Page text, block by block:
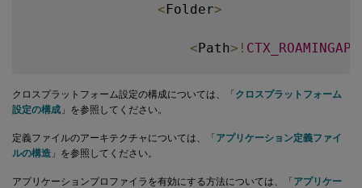
<Folder>
<Path> !
Recurse
クロスプラットフォーム設定の構成については、「クロスプラットフォーム
設定の構成 」を参照してください。
定義ファイルのアーキテクチャについては、「アプリケーション定義ファイ
ルの構造 」を参照してください。
アプリケーションプロファイラを有効にする方法については、「アプリケー